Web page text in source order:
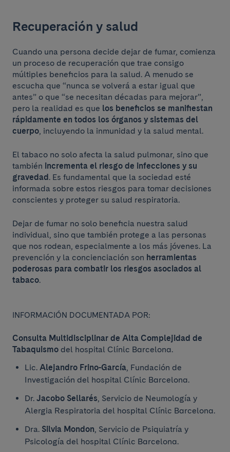
Recuperación y salud
Cuando una persona decide dejar de fumar, comienza
un proceso de recuperación que trae consigo
múltiples beneficios para la salud. A menudo se
escucha que “nunca se volverá a estar igual que
antes” o que “se necesitan décadas para mejorar”,
pero la realidad es que los beneficios se manifiestan
rápidamente en todos los órganos y sistemas del
cuerpo, incluyendo la inmunidad y la salud mental.
El tabaco no solo afecta la salud pulmonar, sino que
también incrementa el riesgo de infecciones y su
gravedad . Es fundamental que la sociedad esté
informada sobre estos riesgos para tomar decisiones
conscientes y proteger su salud respiratoria.
Dejar de fumar no solo beneficia nuestra salud
individual, sino que también protege a las personas
que nos rodean, especialmente a los más jóvenes. La
prevención y la concienciación son herramientas
poderosas para combatir los riesgos asociados al
tabaco.
INFORMACIÓN DOCUMENTADA POR:
Consulta Multidisciplinar de Alta Complejidad de
Tabaquismo del hospital Clínic Barcelona.
Lic. Alejandro Frino-García, Fundación de
Investigación del hospital Clínic Barcelona.
Dr. Jacobo Sellarés, Servicio de Neumología y
Alergia Respiratoria del hospital Clínic Barcelona.
Dra. Silvia Mondon, Servicio de Psiquiatría y
Psicología del hospital Clínic Barcelona.